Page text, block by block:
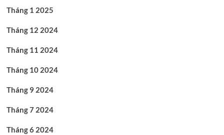
Tháng 1 2025
Tháng 12 2024
Tháng 11 2024
Tháng 10 2024
Tháng 9 2024
Tháng 7 2024
Tháng 6 2024